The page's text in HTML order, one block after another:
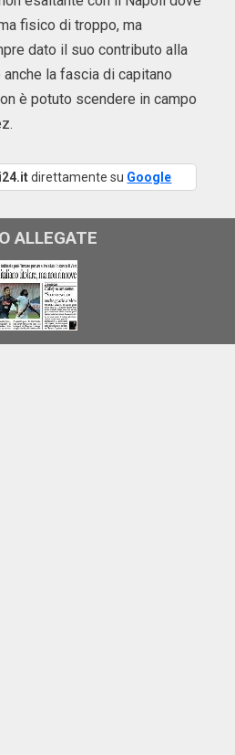
fisico di troppo, ma
dato il suo contributo alla
la fascia di capitano
è potuto scendere in campo
direttamente su Google
ALLEGATE